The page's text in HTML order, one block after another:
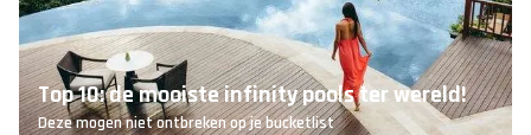
Top 10: de mooiste infinity pools ter wereld!
Deze mogen niet ontbreken op je bucketlist